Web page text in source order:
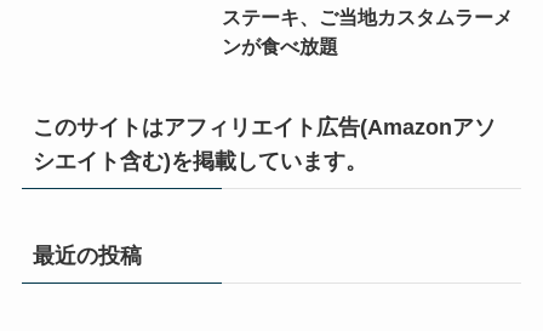
ステーキ、ご当地カスタムラーメ
ンが食べ放題
このサイトはアフィリエイト広告(Amazonアソ
シエイト含む)を掲載しています。
最近の投稿